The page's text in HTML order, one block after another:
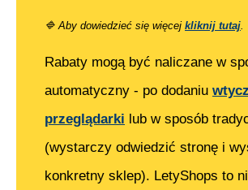
🔷 Aby dowiedzieć się więcej kliknij tutaj.
Rabaty mogą być naliczane w
automatyczny - po dodaniu
przeglądarki lub w sposób
(wystarczy odwiedzić stronę i
konkretny sklep). LetyShops to